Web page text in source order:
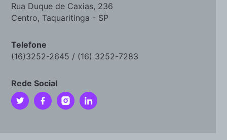
Rua Duque de Caxias, 236
Centro, Taquaritinga - SP
Telefone
(16)3252-2645 / (16) 3252-7283
Rede Social